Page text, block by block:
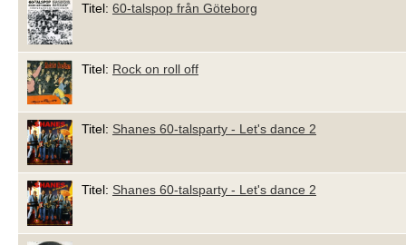
Titel: 60-talspop från Göteborg
Titel: Rock on roll off
Titel: Shanes 60-talsparty - Let's dance 2
Titel: Shanes 60-talsparty - Let's dance 2